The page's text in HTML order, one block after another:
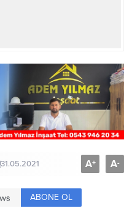
31.05.2021 A+ A-
ABONE OL